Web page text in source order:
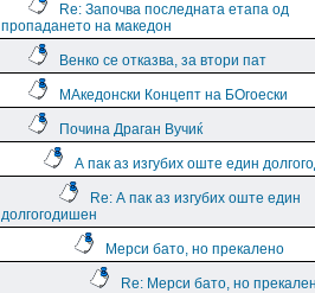
Re: Започва последната етапа од
пропадането на македон
Венко се отказва, за втори пат
МАкедонски Концепт на БОгоески
Почина Драган Вучиќ
А пак аз изгубих оште един
Re: А пак аз изгубих оште един
долгогодишен
Мерси бато, но прекалено
Re: Мерси бато, но